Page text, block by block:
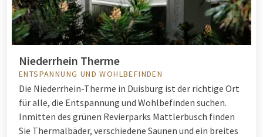
Niederrhein Therme
ENTSPANNUNG UND WOHLBEFINDEN
Die Niederrhein-Therme in Duisburg ist der richtige Ort
für alle, die Entspannung und Wohlbefinden suchen.
Inmitten des grünen Revierparks Mattlerbusch finden
Sie Thermalbäder, verschiedene Saunen und ein breites